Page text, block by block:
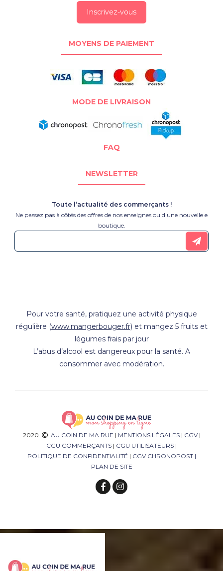
Inscrivez-vous
MOYENS DE PAIEMENT
MODE DE LIVRAISON
FAQ
NEWSLETTER
Toute l’actualité des commerçants !
Ne passez pas à côtés des offres de nos enseignes ou d'une nouvelle e
boutique.
Pour votre santé, pratiquez une activité physique
régulière (www.mangerbouger.fr) et mangez 5 fruits et
légumes frais par jour
L’abus d’alcool est dangereux pour la santé. A
consommer avec modération.
2020 AU COIN DE MA RUE | MENTIONS LÉGALES| CGV|
CGU COMMERÇANTS | CGU UTILISATEURS |
POLITIQUE DE CONFIDENTIALITÉ | CGV CHRONOPOST |
PLAN DE SITE